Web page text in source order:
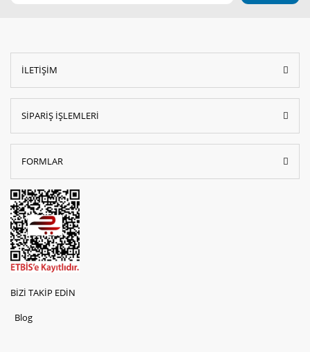
İLETİŞİM
SİPARİŞ İŞLEMLERİ
FORMLAR
BİZİ TAKİP EDİN
Blog